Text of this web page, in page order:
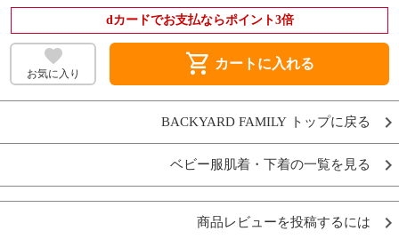
dカードでお支払ならポイント3倍
お気に入り shopping_cart カートに入れる
BACKYARD FAMILY トップに戻る
ベビー服肌着・下着の一覧を見る
商品レビューを投稿するには